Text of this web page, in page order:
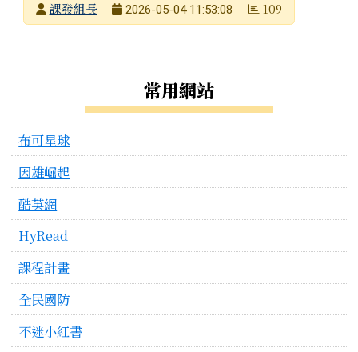
發布者課發組長
2026-05-04 11:53:08 109
常用網站
布可星球
因雄崛起
酷英網
HyRead
課程計畫
全民國防
不迷小紅書